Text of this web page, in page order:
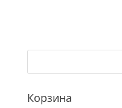
Корзина